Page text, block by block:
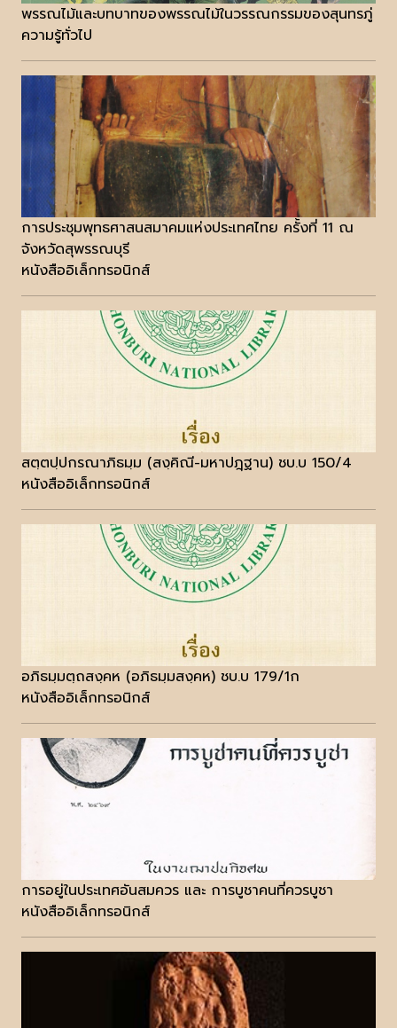
พรรณไม้และบทบาทของพรรณไม้ในวรรณกรรมของสุนทรภู่
ความรู้ทั่วไป
การประชุมพุทธศาสนสมาคมแห่งประเทศไทย ครั้งที่ 11 ณ
จังหวัดสุพรรณบุรี
หนังสืออิเล็กทรอนิกส์
สตฺตปฺปกรณาภิธมฺม (สงฺคิณี-มหาปฎฺฐาน) ชบ.บ 150/4
หนังสืออิเล็กทรอนิกส์
อภิธมฺมตฺถสงฺคห (อภิธมฺมสงฺคห) ชบ.บ 179/1ก
หนังสืออิเล็กทรอนิกส์
การอยู่ในประเทศอันสมควร และ การบูชาคนที่ควรบูชา
หนังสืออิเล็กทรอนิกส์